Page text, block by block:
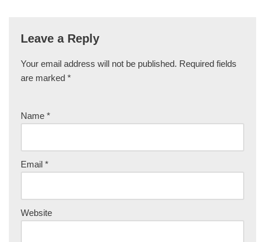
Leave a Reply
Your email address will not be published. Required fields
are marked *
Name *
Email *
Website